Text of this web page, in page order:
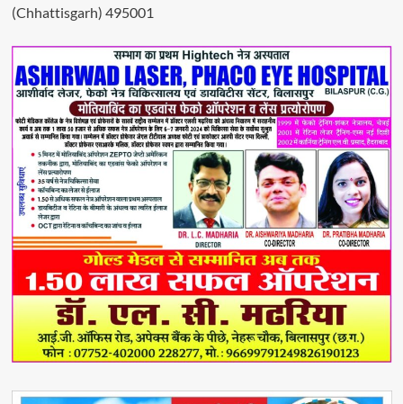
(Chhattisgarh) 495001